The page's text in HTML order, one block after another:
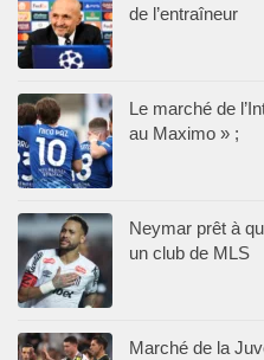
de l’entraîneur
Le marché de
au Maximo » ;
Neymar prêt à
un club de MLS
Marché de la